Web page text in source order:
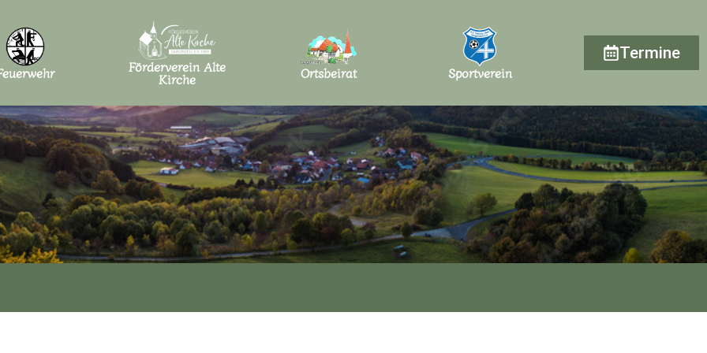
Förderverein Alte
Kirche Ortsbeirat Sportverein
Termine